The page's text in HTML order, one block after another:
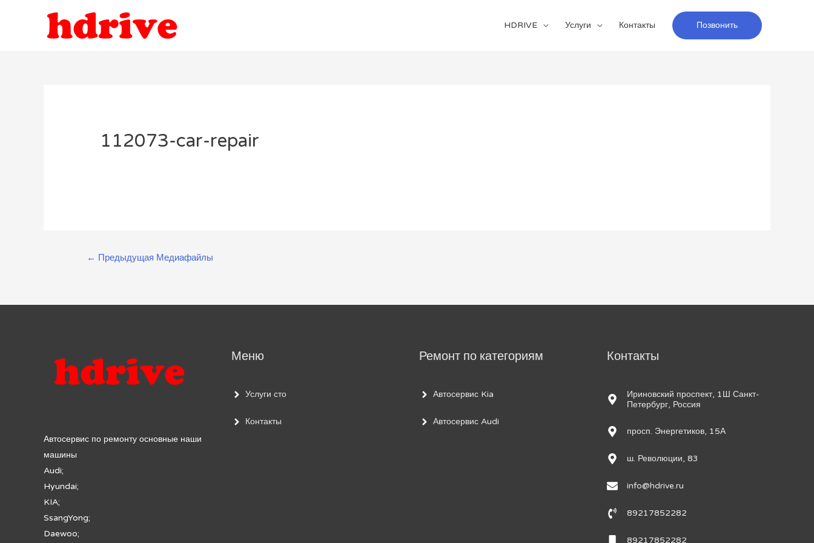
HDRIVE Услуги Контакты Позвонить
112073-car-repair
Навигация
← Предыдущая Медиафайлы
Автосервис по ремонту основные наши
машины
Audi;
Hyundai;
KIA;
SsangYong;
Daewoo;
Меню
Услуги сто
Контакты
Ремонт по категориям
Автосервис Kia
Автосервис Audi
Контакты
Ириновский проспект, 1Ш Санкт-
Петербург, Россия
просп. Энергетиков, 15А
ш. Революции, 83
info@hdrive.ru
89217852282
89217852282